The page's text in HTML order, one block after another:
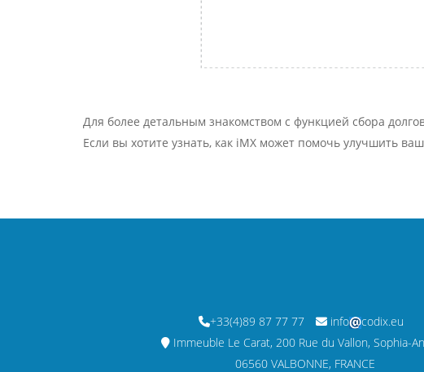
Для более детальным знакомством с функцией сбора
Если вы хотите узнать, как iMX может помочь улучшить
+33(4)89 87 77 77 info
codix.eu
Immeuble Le Carat, 200 Rue du Vallon, Sophia-
06560 VALBONNE, FRANCE